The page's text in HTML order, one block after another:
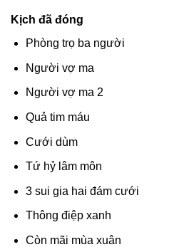
Kịch đã đóng
Phòng trọ ba người
Người vợ ma
Người vợ ma 2
Quả tim máu
Cưới dùm
Tứ hỷ lâm môn
3 sui gia hai đám cưới
Thông điệp xanh
Còn mãi mùa xuân